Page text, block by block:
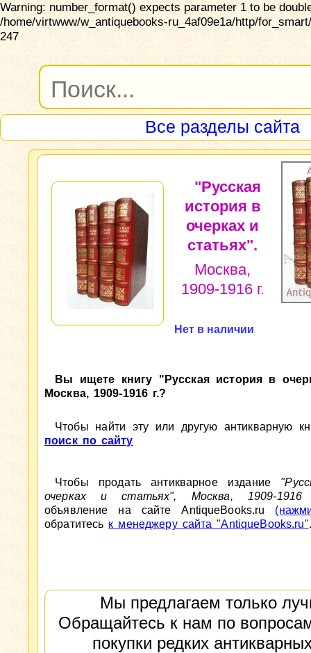
Warning: number_format() expects parameter 1 to be
/home/virtwww/w_antiquebooks-ru_4af09e1a/http/
247
Все разделы сайта
"Русская
история в
очерках и
статьях".
Москва,
1909-1916 г.
Нет в наличии
Вы ищете книгу "Русская история в
Москва, 1909-1916 г.?
Чтобы найти эту или другую антикварную
поиск по сайту
Чтобы продать антикварное издание
очерках и статьях", Москва, 1909-
объявление на сайте AntiqueBooks.ru
обратитесь к менеджеру сайта "AntiqueBooks.ru".
Мы предлагаем только
Обращайтесь к нам по
покупки редких